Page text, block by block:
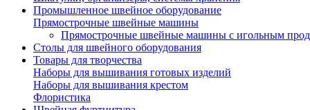
Промышленное швейное оборудование
Прямострочные швейные машины
Прямострочные швейные машины с игольным
Столы для швейного оборудования
Товары для творчества
Наборы для вышивания готовых изделий
Наборы для вышивания крестом
Флористика